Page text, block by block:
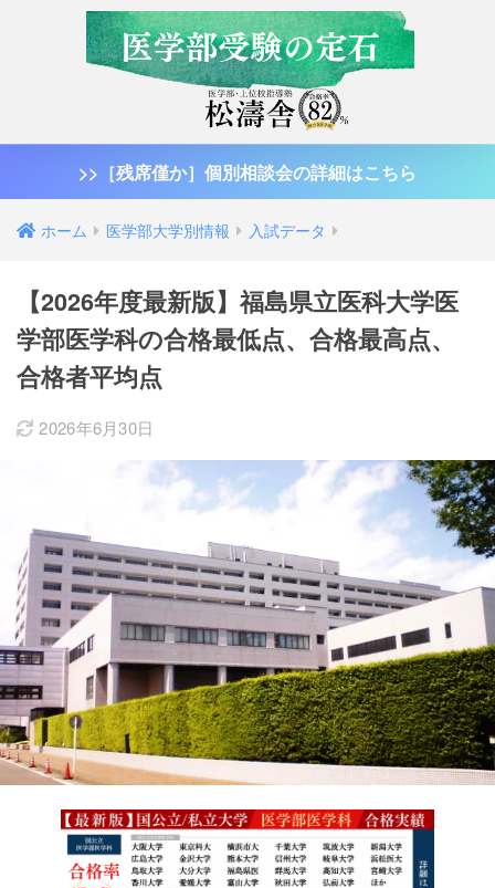
>>［残席僅か］個別相談会の詳細はこちら
ホーム 医学部大学別情報 入試データ
【2026年度最新版】福島県立医科大学医
学部医学科の合格最低点、合格最高点、
合格者平均点
2026年6月30日